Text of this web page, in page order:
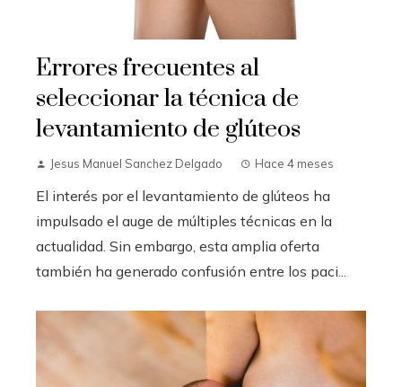
Errores frecuentes al
seleccionar la técnica de
levantamiento de glúteos
Jesus Manuel Sanchez Delgado Hace 4 meses
El interés por el levantamiento de glúteos ha
impulsado el auge de múltiples técnicas en la
actualidad. Sin embargo, esta amplia oferta
también ha generado confusión entre los paci...